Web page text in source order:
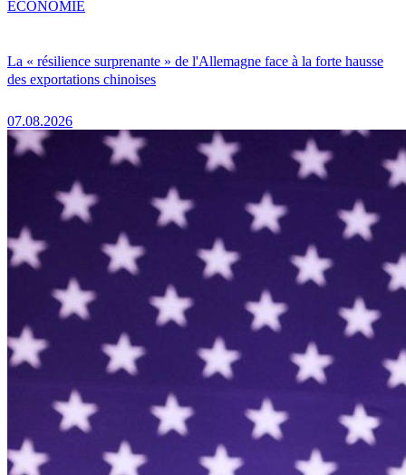
La « résilience surprenante » de l'Allemagne face à la forte hausse
des exportations chinoises
07.08.2026
ÉCONOMIE